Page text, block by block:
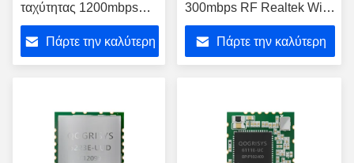
ταχύτητας 1200mbps
O9201ub Μονάδα που
χρησιμοποιείται σε
αποκωδικοποιητές
Πάρτε την καλύτερη
300mbps RF Realtek WiFi
κεραιών ζωνών 2x2 Mimo
Πάρτε την καλύτερη